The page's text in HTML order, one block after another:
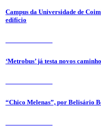
Campus da Universidade de
edifício
‘Metrobus’ já testa novos
“Chico Melenas”, por Belisário